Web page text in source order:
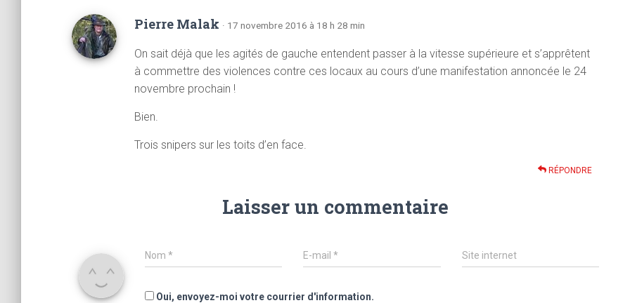
Pierre Malak · 17 novembre 2016 à 18 h 28 min
On sait déjà que les agités de gauche entendent passer à la vitesse supérieure et s’apprêtent
à commettre des violences contre ces locaux au cours d’une manifestation annoncée le 24
novembre prochain !
Bien.
Trois snipers sur les toits d’en face.
RÉPONDRE
Laisser un commentaire
Nom * E-mail* Site internet
Oui, envoyez-moi votre courrier d'information.